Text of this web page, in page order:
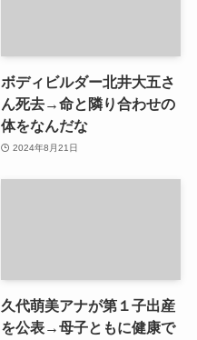
ボディビルダー北井大五さ
ん死去→命と隣り合わせの
体をなんだな
2024年8月21日
久代萌美アナが第１子出産
を公表→母子ともに健康で